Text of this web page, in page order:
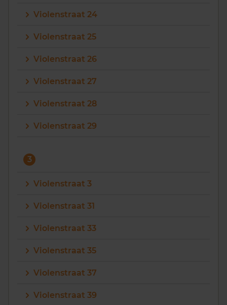
Violenstraat 24
Violenstraat 25
Violenstraat 26
Violenstraat 27
Violenstraat 28
Violenstraat 29
3
Violenstraat 3
Violenstraat 31
Violenstraat 33
Violenstraat 35
Violenstraat 37
Violenstraat 39